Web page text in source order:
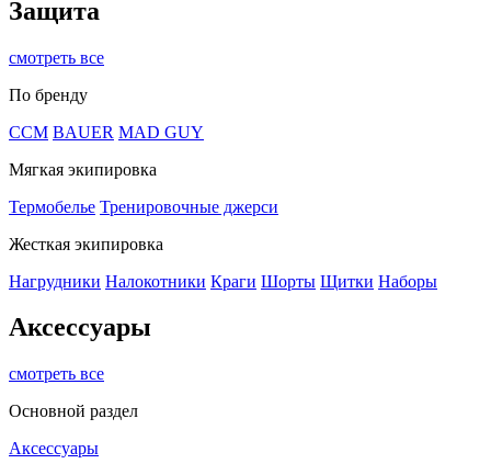
Защита
смотреть все
По бренду
CCM BAUER MAD GUY
Мягкая экипировка
Термобелье Тренировочные джерси
Жесткая экипировка
Нагрудники Налокотники Краги Шорты Щитки Наборы
Аксессуары
смотреть все
Основной раздел
Аксессуары